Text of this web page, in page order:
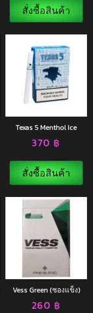
สั่งซื้อสินค้า
Texas 5 Menthol Ice
370 ฿
สั่งซื้อสินค้า
Vess Green (ซองแข็ง)
260 ฿